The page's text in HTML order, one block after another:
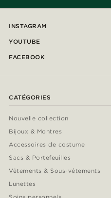
INSTAGRAM
YOUTUBE
FACEBOOK
CATÉGORIES
Nouvelle collection
Bijoux & Montres
Accessoires de costume
Sacs & Portefeuilles
Vêtements & Sous-vêtements
Lunettes